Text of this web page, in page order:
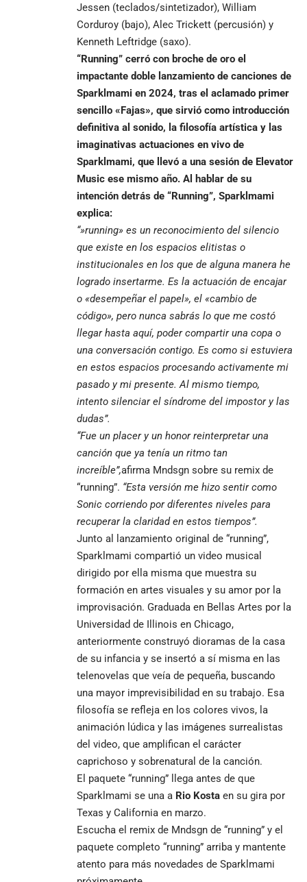
Jessen (teclados/sintetizador), William
Corduroy (bajo), Alec Trickett (percusión) y
Kenneth Leftridge (saxo).
“Running” cerró con broche de oro el
impactante doble lanzamiento de canciones de
Sparklmami en 2024, tras el aclamado primer
sencillo «Fajas», que sirvió como introducción
definitiva al sonido, la filosofía artística y las
imaginativas actuaciones en vivo de
Sparklmami, que llevó a una sesión de Elevator
Music ese mismo año. Al hablar de su
intención detrás de “Running”, Sparklmami
explica:
“»running» es un reconocimiento del silencio
que existe en los espacios elitistas o
institucionales en los que de alguna manera he
logrado insertarme. Es la actuación de encajar
o «desempeñar el papel», el «cambio de
código», pero nunca sabrás lo que me costó
llegar hasta aquí, poder compartir una copa o
una conversación contigo. Es como si estuviera
en estos espacios procesando activamente mi
pasado y mi presente. Al mismo tiempo,
intento silenciar el síndrome del impostor y las
dudas”.
“Fue un placer y un honor reinterpretar una
canción que ya tenía un ritmo tan
increíble”,afirma Mndsgn sobre su remix de
“running”. “Esta versión me hizo sentir como
Sonic corriendo por diferentes niveles para
recuperar la claridad en estos tiempos”.
Junto al lanzamiento original de “running”,
Sparklmami compartió un video musical
dirigido por ella misma que muestra su
formación en artes visuales y su amor por la
improvisación. Graduada en Bellas Artes por la
Universidad de Illinois en Chicago,
anteriormente construyó dioramas de la casa
de su infancia y se insertó a sí misma en las
telenovelas que veía de pequeña, buscando
una mayor imprevisibilidad en su trabajo. Esa
filosofía se refleja en los colores vivos, la
animación lúdica y las imágenes surrealistas
del video, que amplifican el carácter
caprichoso y sobrenatural de la canción.
El paquete “running” llega antes de que
Sparklmami se una a Rio Kosta en su gira por
Texas y California en marzo.
Escucha el remix de Mndsgn de “running” y el
paquete completo “running” arriba y mantente
atento para más novedades de Sparklmami